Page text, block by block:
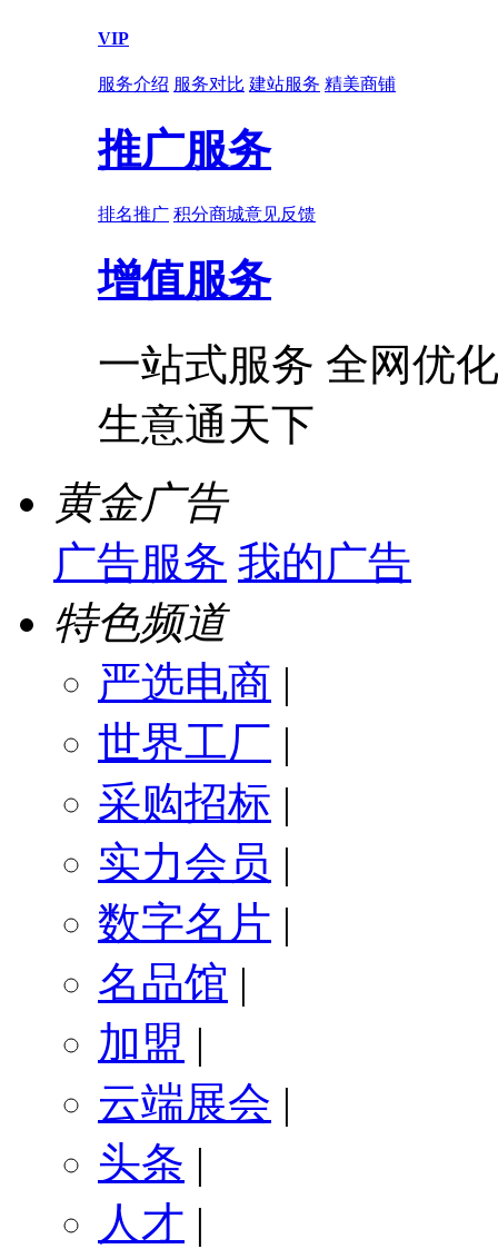
VIP
服务介绍 服务对比 建站服务 精美商铺
推广服务
排名推广 积分商城意见反馈
增值服务
一站式服务 全网优
生意通天下
黄金广告
广告服务 我的广告
特色频道
严选电商 |
世界工厂 |
采购招标 |
实力会员 |
数字名片 |
名品馆 |
加盟 |
云端展会 |
头条 |
人才 |